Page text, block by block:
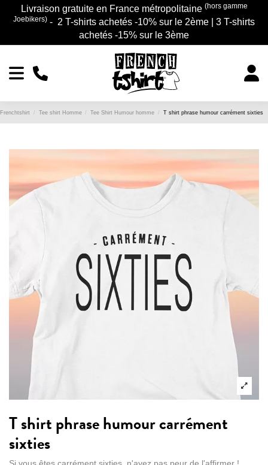
Livraison gratuite en France métropolitaine (hors gamme
Joebikers) - 2 T-shirts achetés -10% sur le 2ème | 3 T-shirts
achetés -15% sur le 3ème
Frenchtshirt Tee shirt Homme Tee Shirt Humour homme T shirt phrase humour carrément sixties
T shirt phrase humour carrément
sixties